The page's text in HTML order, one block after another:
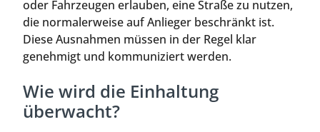
oder Fahrzeugen erlauben, eine Straße zu nutzen,
die normalerweise auf Anlieger beschränkt ist.
Diese Ausnahmen müssen in der Regel klar
genehmigt und kommuniziert werden.
Wie wird die Einhaltung
überwacht?